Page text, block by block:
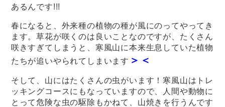
あるんです!!!
春になると、外来種の植物の種が風にのってやってき
ます。草花が咲くのは良いことなのですが、たくさん
咲きすぎてしまうと、寒風山に本来生息していた植物
たちが追いやられてしまいます ＞＜
そして、山にはたくさんの虫がいます！寒風山はトレ
ッキングコースにもなっていますので、人間や動物に
とって危険な虫の駆除もかねて、山焼きを行うんです